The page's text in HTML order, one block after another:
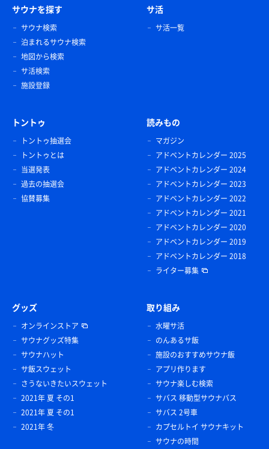
サウナを探す
サウナ検索
泊まれるサウナ検索
地図から検索
サ活検索
施設登録
サ活
サ活一覧
トントゥ
トントゥ抽選会
トントゥとは
当選発表
過去の抽選会
協賛募集
読みもの
マガジン
アドベントカレンダー 2025
アドベントカレンダー 2024
アドベントカレンダー 2023
アドベントカレンダー 2022
アドベントカレンダー 2021
アドベントカレンダー 2020
アドベントカレンダー 2019
アドベントカレンダー 2018
ライター募集
グッズ
オンラインストア
サウナグッズ特集
サウナハット
サ飯スウェット
さうないきたいスウェット
2021年 夏 その1
2021年 夏 その1
2021年 冬
取り組み
水曜サ活
のんあるサ飯
施設のおすすめサウナ飯
アプリ作ります
サウナ楽しむ検索
サバス 移動型サウナバス
サバス 2号車
カプセルトイ サウナキット
サウナの時間